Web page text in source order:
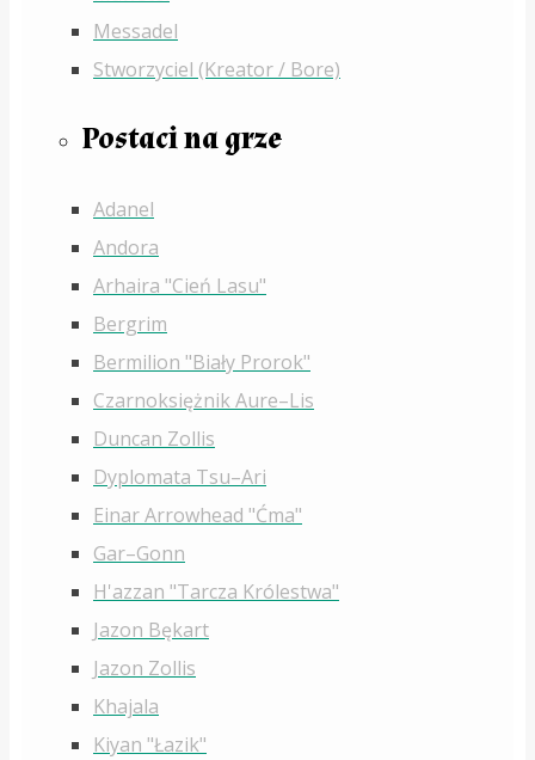
Messadel
Stworzyciel (Kreator / Bore)
Postaci na grze
Adanel
Andora
Arhaira "Cień Lasu"
Bergrim
Bermilion "Biały Prorok"
Czarnoksiężnik Aure–Lis
Duncan Zollis
Dyplomata Tsu–Ari
Einar Arrowhead "Ćma"
Gar–Gonn
H'azzan "Tarcza Królestwa"
Jazon Bękart
Jazon Zollis
Khajala
Kiyan "Łazik"